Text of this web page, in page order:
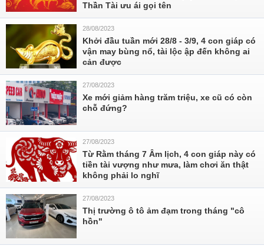
Thần Tài ưu ái gọi tên
28/08/2023
Khởi đầu tuần mới 28/8 - 3/9, 4 con giáp có
vận may bùng nổ, tài lộc ập đến không ai
cản được
27/08/2023
Xe mới giảm hàng trăm triệu, xe cũ có còn
chỗ đứng?
27/08/2023
Từ Rằm tháng 7 Âm lịch, 4 con giáp này có
tiền tài vượng như mưa, làm chơi ăn thật
không phải lo nghĩ
27/08/2023
Thị trường ô tô ảm đạm trong tháng "cô
hồn"